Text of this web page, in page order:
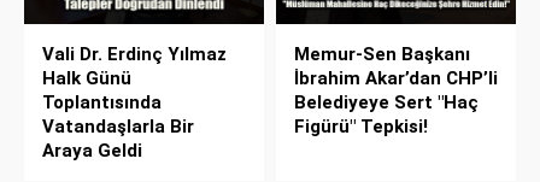
Vali Dr. Erdinç Yılmaz
Halk Günü
Toplantısında
Vatandaşlarla Bir
Araya Geldi
Memur-Sen Başkanı
İbrahim Akar’dan CHP’li
Belediyeye Sert "Haç
Figürü" Tepkisi!